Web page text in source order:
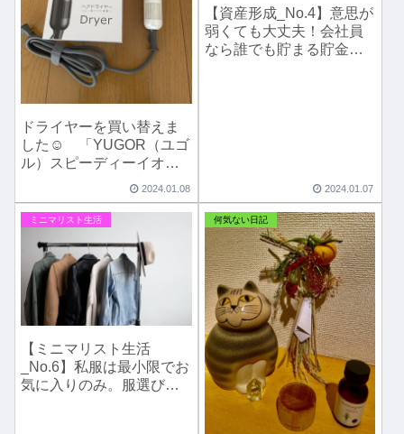
ドライヤーを買い替えま
した☺️ 「YUGOR（ユゴ
ル）スピーディーイオン
2024.01.08
【資産形成_No.4】意思が
弱くても大丈夫！会社員
なら誰でも貯まる貯金
2024.01.07
ミニマリスト生活
【ミニマリスト生活
_No.6】私服は最小限でお
気に入りのみ。服選びの
何気ない日記